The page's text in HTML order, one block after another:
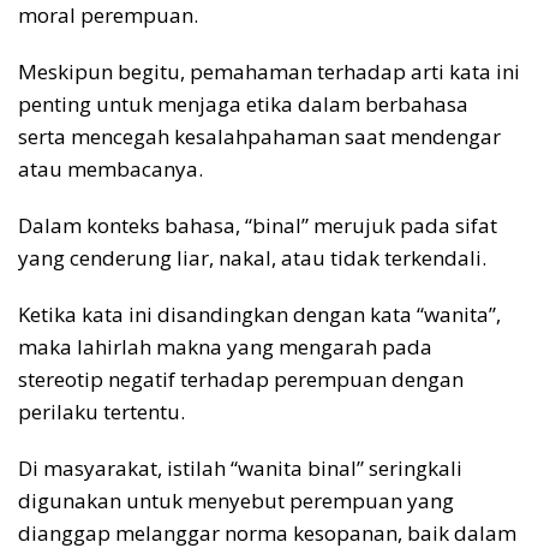
moral perempuan.
Meskipun begitu, pemahaman terhadap arti kata ini
penting untuk menjaga etika dalam berbahasa
serta mencegah kesalahpahaman saat mendengar
atau membacanya.
Dalam konteks bahasa, “binal” merujuk pada sifat
yang cenderung liar, nakal, atau tidak terkendali.
Ketika kata ini disandingkan dengan kata “wanita”,
maka lahirlah makna yang mengarah pada
stereotip negatif terhadap perempuan dengan
perilaku tertentu.
Di masyarakat, istilah “wanita binal” seringkali
digunakan untuk menyebut perempuan yang
dianggap melanggar norma kesopanan, baik dalam